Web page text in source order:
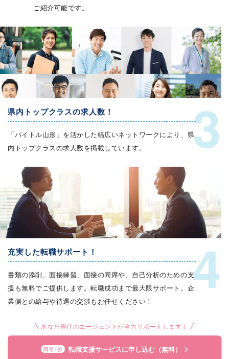
ご紹介可能です。
3
県内トップクラスの求人数！
「バイトル山形」を活かした幅広いネットワークにより、県
内トップクラスの求人数を掲載しています。
4
充実した転職サポート！
書類の添削、面接練習、面接の同席や、自己分析のための支
援も無料でご提供します。転職成功まで最大限サポート。企
業側との給与や待遇の交渉もお任せください！
あなた専任のエージェントが全力サポートします！
簡単1分 転職支援サービスに申し込む（無料）